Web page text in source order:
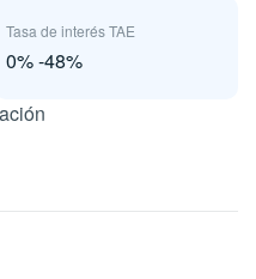
Tasa de interés TAE
0% -48%